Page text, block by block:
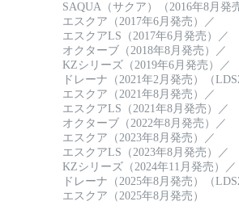
SAQUA（サクア）（2016年8月発
エスクア（2017年6月発売）
／
エスクアLS（2017年6月発売）
／
オクターブ（2018年8月発売）
／
KZシリーズ（2019年6月発売）
／
ドレーナ（2021年2月発売）（
エスクア（2021年8月発売）
／
エスクアLS（2021年8月発売）
／
オクターブ（2022年8月発売）
／
エスクア（2023年8月発売）
／
エスクアLS（2023年8月発売）
／
KZシリーズ（2024年11月発売）
／
ドレーナ（2025年8月発売）（
エスクア（2025年8月発売）